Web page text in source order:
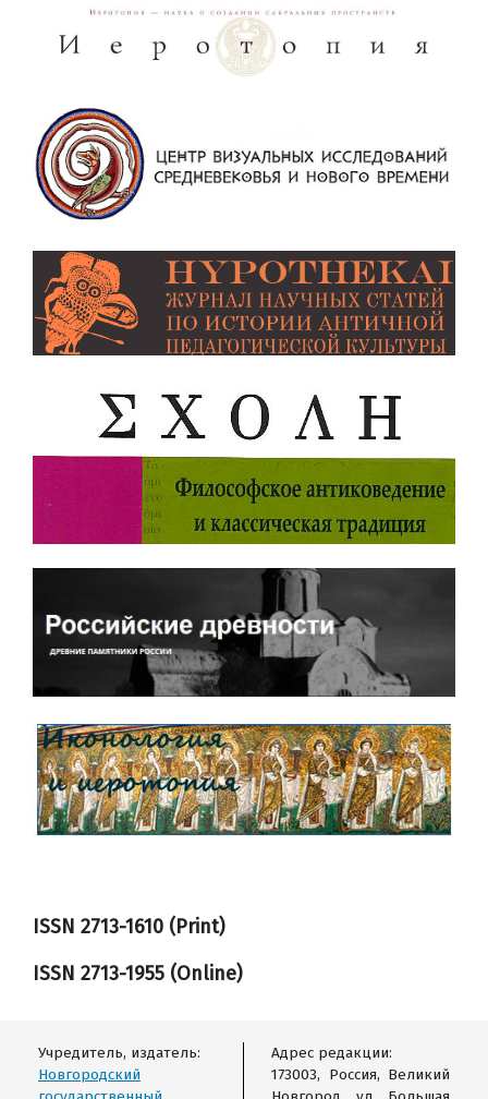
ISSN 2713-1610 (Print)
ISSN 2713-1955 (Online)
Учредитель, издатель:
Новгородский
Адрес редакции:
173003, Россия, Великий